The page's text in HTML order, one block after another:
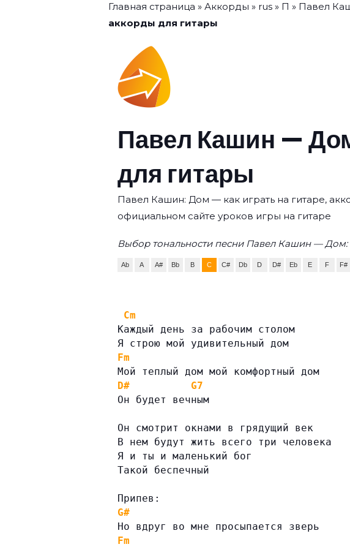
Главная страница » Аккорды » rus » П » Павел
аккорды для гитары
Павел Кашин —
для гитары
Павел Кашин: Дом — как играть на гитаре,
официальном сайте уроков игры на гитаре
Выбор тональности песни Павел Кашин — Дом:
Ab A A# Bb B C C# Db D D# Eb E F F#
Cm
Каждый день за рабочим столом
Я строю мой удивительный дом
Fm
Мой теплый дом мой комфортный дом
D#
G7
Он будет вечным
Он смотрит окнами в грядущий век
В нем будут жить всего три человека
Я и ты и маленький бог
Такой беспечный
Припев:
G#
Но вдруг во мне просыпается зверь
Fm